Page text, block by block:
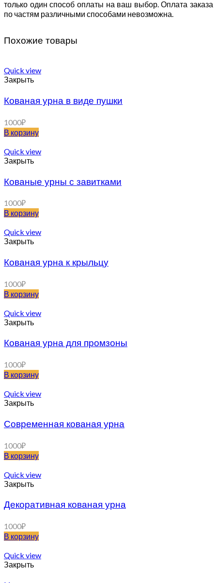
только один способ оплаты на ваш выбор. Оплата заказа
по частям различными способами невозможна.
Похожие товары
Quick view
Закрыть
Кованая урна в виде пушки
1000₽
В корзину
Quick view
Закрыть
Кованые урны с завитками
1000₽
В корзину
Quick view
Закрыть
Кованая урна к крыльцу
1000₽
В корзину
Quick view
Закрыть
Кованая урна для промзоны
1000₽
В корзину
Quick view
Закрыть
Современная кованая урна
1000₽
В корзину
Quick view
Закрыть
Декоративная кованая урна
1000₽
В корзину
Quick view
Закрыть